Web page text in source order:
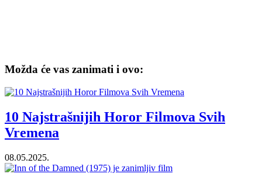
Možda će vas zanimati i ovo:
10 Najstrašnijih Horor Filmova Svih
Vremena
08.05.2025.